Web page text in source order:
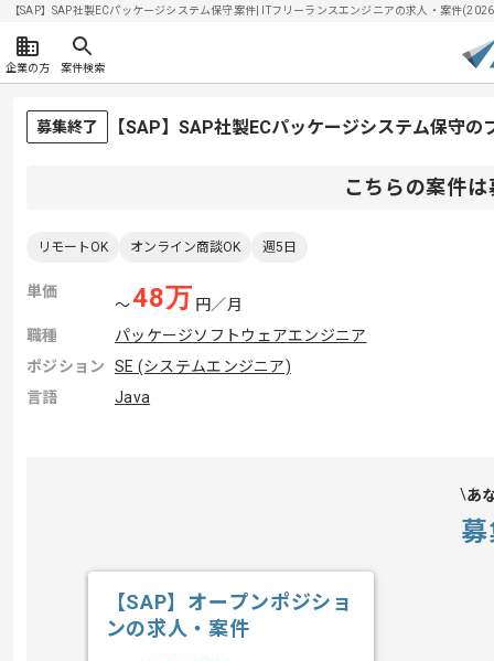
【SAP】SAP社製ECパッケージシステム保守案件| ITフリーランスエンジニアの求人・案件
企業の方 案件検索
募集終了 【SAP】SAP社製ECパッケージシステム保守
こちらの案件
リモートOK オンライン商談OK 週5日
単価
〜48万 円／月
職種
パッケージソフトウェアエンジニア
ポジション
SE (システムエンジニア)
言語
Java
あ
【SAP】オープンポジショ
ンの求人・案件